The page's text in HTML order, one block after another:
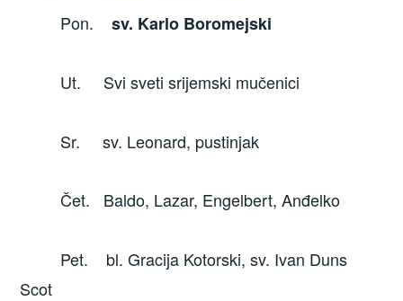
Pon.sv. Karlo Boromejski
Ut. Svi sveti srijemski mučenici
Sr. sv. Leonard, pustinjak
Čet. Baldo, Lazar, Engelbert, Anđelko
Pet. bl. Gracija Kotorski, sv. Ivan Duns
Scot